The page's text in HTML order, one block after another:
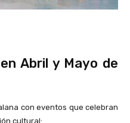
Abril y Mayo de
con eventos que celebran
cultural:​